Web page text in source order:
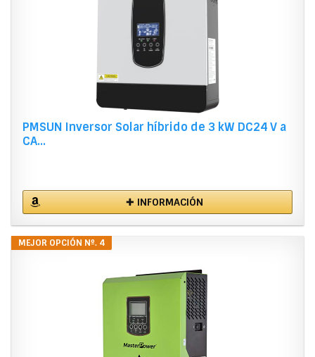
PMSUN Inversor Solar híbrido de 3 kW DC24 V a
CA...
✚ INFORMACIÓN
MEJOR OPCIÓN Nº. 4